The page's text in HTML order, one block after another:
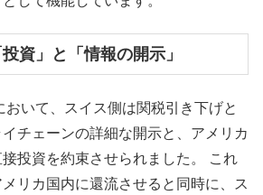
資」と「情報の開示」
おいて、スイス側は関税引き下げと
チェーンの詳細な開示と、アメリカ
投資を約束させられました。 これ
リカ国内に還流させると同時に、ス